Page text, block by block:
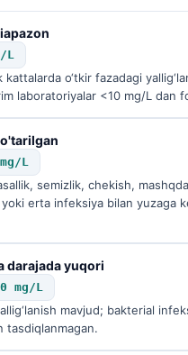
L
kattalarda o‘tkir fazadagi
laboratoriyalar <10 mg/L dan
L
semizlik, chekish,
erta infeksiya bilan yuzaga
darajada yuqori
mg/L
mavjud; bakterial
tasdiqlanmagan.